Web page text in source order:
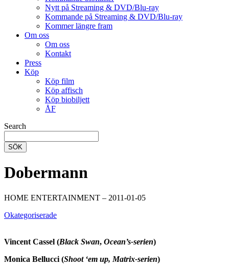
Nytt på Streaming & DVD/Blu-ray
Kommande på Streaming & DVD/Blu-ray
Kommer längre fram
Om oss
Om oss
Kontakt
Press
Köp
Köp film
Köp affisch
Köp biobiljett
ÅF
Search
SÖK
Dobermann
HOME ENTERTAINMENT – 2011-01-05
Okategoriserade
Vincent Cassel (Black Swan, Ocean’s-serien)
Monica Bellucci (Shoot ‘em up, Matrix-serien)